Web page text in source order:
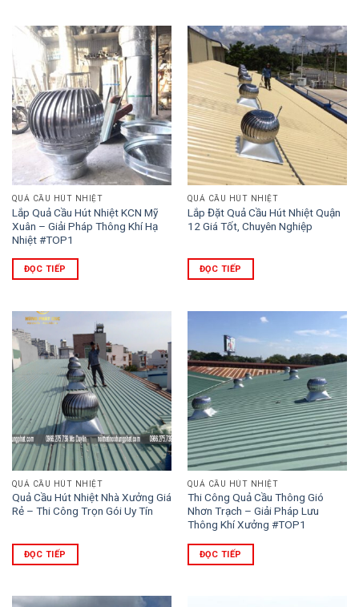
QUẢ CẦU HÚT NHIỆT
Lắp Quả Cầu Hút Nhiệt KCN Mỹ
Xuân – Giải Pháp Thông Khí Hạ
Nhiệt #TOP1
ĐỌC TIẾP
QUẢ CẦU HÚT NHIỆT
Lắp Đặt Quả Cầu Hút Nhiệt Quận
12 Giá Tốt, Chuyên Nghiệp
ĐỌC TIẾP
QUẢ CẦU HÚT NHIỆT
Quả Cầu Hút Nhiệt Nhà Xưởng Giá
Rẻ – Thi Công Trọn Gói Uy Tín
ĐỌC TIẾP
QUẢ CẦU HÚT NHIỆT
Thi Công Quả Cầu Thông Gió
Nhơn Trạch – Giải Pháp Lưu
Thông Khí Xưởng #TOP1
ĐỌC TIẾP